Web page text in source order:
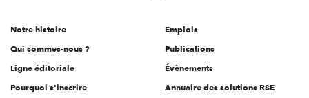
l'engagement
Notre histoire
Qui sommes-nous ?
Ligne éditoriale
Pourquoi s'inscrire
Emplois
Publications
Évènements
Annuaire des solutions RSE